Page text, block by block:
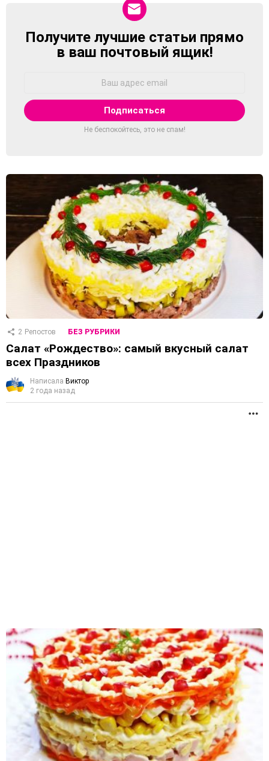
NEWSLETTER
Получите лучшие статьи прямо
в ваш почтовый ящик!
Не беспокойтесь, это не спам!
2 Репостов БЕЗ РУБРИКИ
Салат «Рождество»: самый вкусный салат
всех Праздников
Написала Виктор
2 года назад